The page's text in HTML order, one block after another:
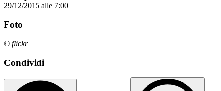
29/12/2015 alle 7:00
Foto
© flickr
Condividi